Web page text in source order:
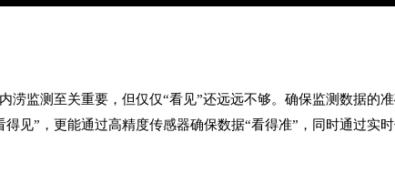
涝监测至关重要，但仅仅“看见”还远远不够。确保监测数据的
见”，更能通过高精度传感器确保数据“看得准”，同时通过实